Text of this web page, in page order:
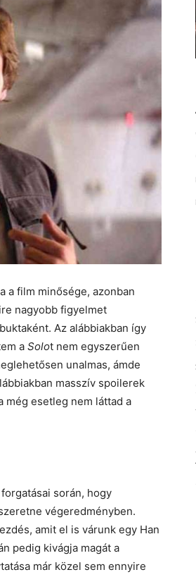
a film minősége, azonban
nagyobb figyelmet
Az alábbiakban így
a Solot nem egyszerűen
unalmas, ámde
masszív spoilerek
még esetleg nem láttad a
során, hogy
végeredményben.
amit el is várunk egy Han
pedig kivágja magát a
már közel sem ennyire